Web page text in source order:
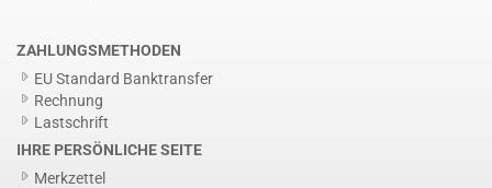
ZAHLUNGSMETHODEN
EU Standard Banktransfer
Rechnung
Lastschrift
IHRE PERSÖNLICHE SEITE
Merkzettel